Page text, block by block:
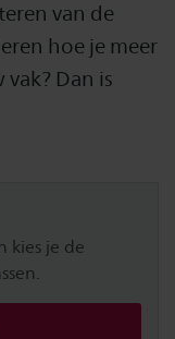
van de
hoe je meer
Dan is
kies je de